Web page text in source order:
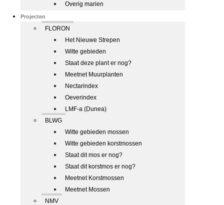
Overig marien
Projecten
FLORON
Het Nieuwe Strepen
Witte gebieden
Staat deze plant er nog?
Meetnet Muurplanten
Nectarindex
Oeverindex
LMF-a (Dunea)
BLWG
Witte gebieden mossen
Witte gebieden korstmossen
Staat dit mos er nog?
Staat dit korstmos er nog?
Meetnet Korstmossen
Meetnet Mossen
NMV